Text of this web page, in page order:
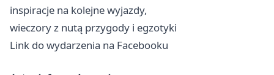
inspiracje na kolejne wyjazdy,
wieczory z nutą przygody i egzotyki
Link do wydarzenia na Facebooku